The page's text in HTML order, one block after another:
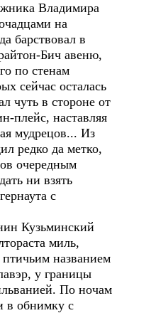
Владимира
на
барствовал в
Бич авеню,
по стенам
сейчас осталась
чуть в стороне от
плейс, наставляя
мудрецов... Из
редко да метко,
очередным
ни взять
с
Кузьминский
миль,
названием
у границы
По ночам
в обнимку с